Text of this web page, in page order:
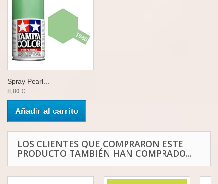
Spray Pearl...
8,90 €
Añadir al carrito
LOS CLIENTES QUE COMPRARON ESTE
PRODUCTO TAMBIÉN HAN COMPRADO...